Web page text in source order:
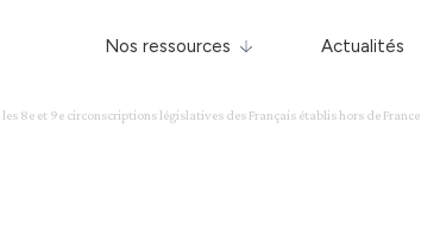
Nos ressources Actualités
8e et 9e circonscriptions législatives des Français établis hors de France